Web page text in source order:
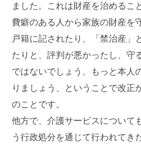
ました。これは財産を治めるこ
費癖のある人から家族の財産を
戸籍に記されたり、「禁治産」
たりと、評判が悪かったし、守
ではないでしょう、もっと本人
りましょう、ということで改正
のことです。
他方で、介護サービスについて
う行政処分を通じて行われてき